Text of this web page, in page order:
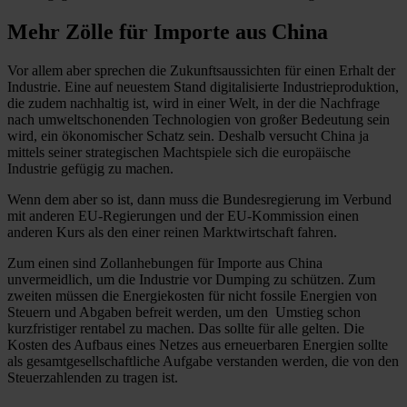
Mehr Zölle für Importe aus China
Vor allem aber sprechen die Zukunftsaussichten für einen Erhalt der
Industrie. Eine auf neuestem Stand digitalisierte Industrieproduktion,
die zudem nachhaltig ist, wird in einer Welt, in der die Nachfrage
nach umweltschonenden Technologien von großer Bedeutung sein
wird, ein ökonomischer Schatz sein. Deshalb versucht China ja
mittels seiner strategischen Machtspiele sich die europäische
Industrie gefügig zu machen.
Wenn dem aber so ist, dann muss die Bundesregierung im Verbund
mit anderen EU-Regierungen und der EU-Kommission einen
anderen Kurs als den einer reinen Marktwirtschaft fahren.
Zum einen sind Zollanhebungen für Importe aus China
unvermeidlich, um die Industrie vor Dumping zu schützen. Zum
zweiten müssen die Energiekosten für nicht fossile Energien von
Steuern und Abgaben befreit werden, um den Umstieg schon
kurzfristiger rentabel zu machen. Das sollte für alle gelten. Die
Kosten des Aufbaus eines Netzes aus erneuerbaren Energien sollte
als gesamtgesellschaftliche Aufgabe verstanden werden, die von den
Steuerzahlenden zu tragen ist.